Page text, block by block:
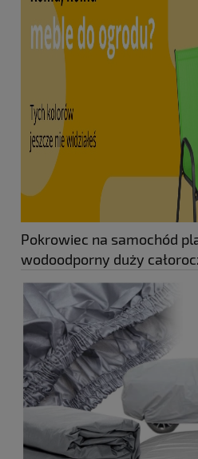
Pokrowiec na samochód
wodoodporny duży